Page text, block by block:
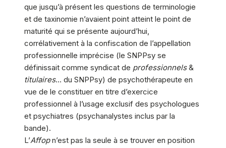
que jusqu’à présent les questions de terminologie
et de taxinomie n’avaient point atteint le point de
maturité qui se présente aujourd’hui,
corrélativement à la confiscation de l’appellation
professionnelle imprécise (le SNPPsy se
définissait comme syndicat de professionnels&
titulaires… du SNPPsy) de psychothérapeute en
vue de le constituer en titre d’exercice
professionnel à l’usage exclusif des psychologues
et psychiatres (psychanalystes inclus par la
bande).
L’Affopn’est pas la seule à se trouver en position